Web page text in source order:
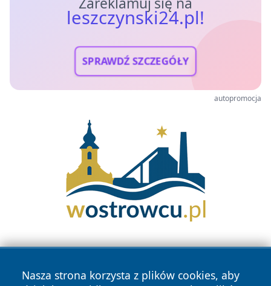
leszczynski24.pl!
SPRAWDŹ SZCZEGÓŁY
autopromocja
Nasza strona korzysta z plików cookies, aby